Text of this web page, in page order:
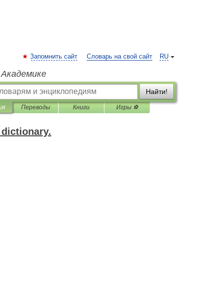
RU
Запомнить сайт Словарь на свой сайт
Найти!
Переводы Книги Игры ⚽